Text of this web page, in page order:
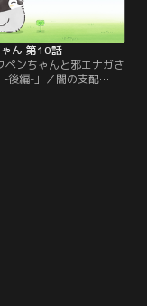
ん 第10話
ペンちゃんと邪エナガさ
-後編-」／闇の支配